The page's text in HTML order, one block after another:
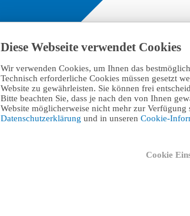
Diese Webseite verwendet Cookies
Wir verwenden Cookies, um Ihnen das
Technisch erforderliche Cookies müssen gesetzt
Website zu gewährleisten. Sie können frei
Bitte beachten Sie, dass je nach den von Ihnen
Website möglicherweise nicht mehr zur
Datenschutzerklärung und in unseren Cookie-
Cookie